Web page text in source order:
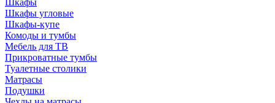
Шкафы угловые
Шкафы-купе
Комоды и тумбы
Мебель для ТВ
Прикроватные тумбы
Туалетные столики
Матрасы
Подушки